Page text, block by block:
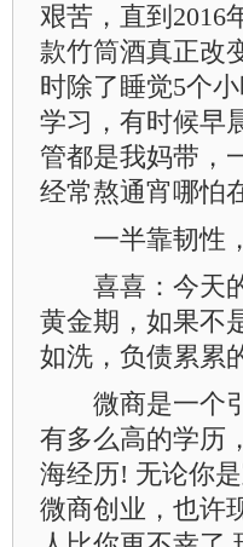
艰苦，直到2016
款竹筒酒真正改
时除了睡觉5个
学习，有时候早
管都是我妈带，
经常熬通宵哪怕
一半靠韧性，
喜喜：今天的
黄金期，如果不
如洗，负债累累
微商是一个引
有多么高的学历
海经历! 无论你
微商创业，也许